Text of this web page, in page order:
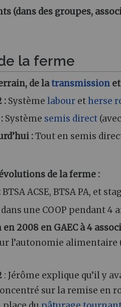
(dans des groupes,
la ferme
de latransmission
: Systèmelabour etherse
Système semis direct
:Tout en semis
de la ferme :
BTSA ACSE, BTSA PA, et
une COOP pendant 4
2008 en GAEC à 4
l’autonomie alimentaire
: Jérôme explique qu’il y
sur la remise en